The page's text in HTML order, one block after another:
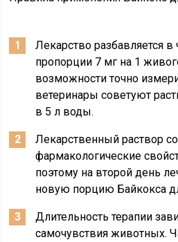
Лекарство разбавляется
пропорции 7 мг на 1
возможности точно
ветеринары советуют
в 5 л воды.
Лекарственный раствор
фармакологические
поэтому на второй день
новую порцию Байкокса
Длительность терапии
самочувствия животных.